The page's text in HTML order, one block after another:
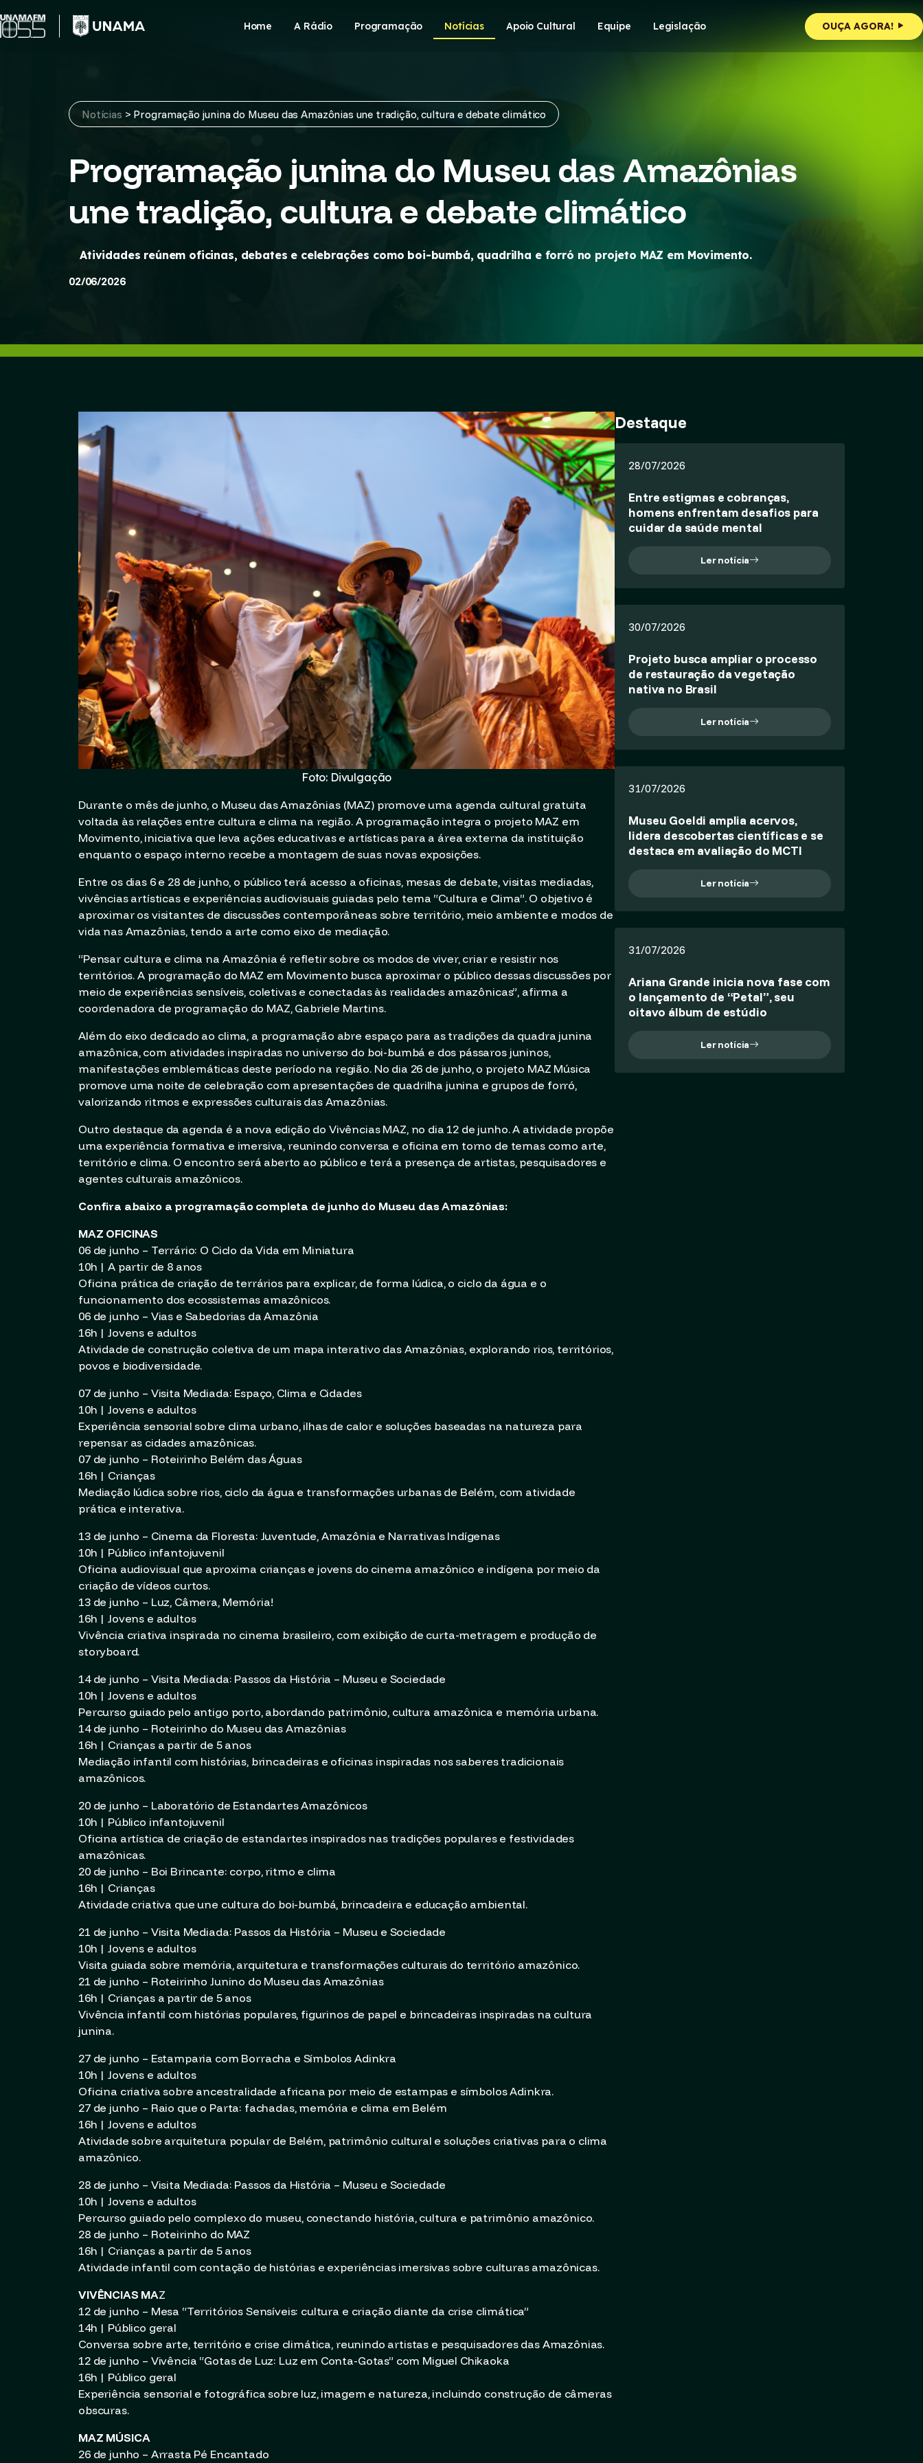
to
content
Home A Rádio Programação Notícias Apoio Cultural Equipe Legislação OUÇA AGORA!
Notícias > Programação junina do Museu das Amazônias une tradição, cultura e debate climático
Programação junina do Museu das Amazônias
une tradição, cultura e debate climático
Atividades reúnem oficinas, debates e celebrações como boi-bumbá, quadrilha e forró no projeto MAZ em Movimento.
02/06/2026
Foto: Divulgação
Durante o mês de junho, o Museu das Amazônias (MAZ) promove uma agenda cultural gratuita
voltada às relações entre cultura e clima na região. A programação integra o projeto MAZ em
Movimento, iniciativa que leva ações educativas e artísticas para a área externa da instituição
enquanto o espaço interno recebe a montagem de suas novas exposições.
Entre os dias 6 e 28 de junho, o público terá acesso a oficinas, mesas de debate, visitas mediadas,
vivências artísticas e experiências audiovisuais guiadas pelo tema “Cultura e Clima”. O objetivo é
aproximar os visitantes de discussões contemporâneas sobre território, meio ambiente e modos de
vida nas Amazônias, tendo a arte como eixo de mediação.
“Pensar cultura e clima na Amazônia é refletir sobre os modos de viver, criar e resistir nos
territórios. A programação do MAZ em Movimento busca aproximar o público dessas discussões por
meio de experiências sensíveis, coletivas e conectadas às realidades amazônicas”, afirma a
coordenadora de programação do MAZ, Gabriele Martins.
Além do eixo dedicado ao clima, a programação abre espaço para as tradições da quadra junina
amazônica, com atividades inspiradas no universo do boi-bumbá e dos pássaros juninos,
manifestações emblemáticas deste período na região. No dia 26 de junho, o projeto MAZ Música
promove uma noite de celebração com apresentações de quadrilha junina e grupos de forró,
valorizando ritmos e expressões culturais das Amazônias.
Outro destaque da agenda é a nova edição do Vivências MAZ, no dia 12 de junho. A atividade propõe
uma experiência formativa e imersiva, reunindo conversa e oficina em torno de temas como arte,
território e clima. O encontro será aberto ao público e terá a presença de artistas, pesquisadores e
agentes culturais amazônicos.
Confira abaixo a programação completa de junho do Museu das Amazônias:
MAZ OFICINAS
06 de junho – Terrário: O Ciclo da Vida em Miniatura
10h | A partir de 8 anos
Oficina prática de criação de terrários para explicar, de forma lúdica, o ciclo da água e o
funcionamento dos ecossistemas amazônicos.
06 de junho – Vias e Sabedorias da Amazônia
16h | Jovens e adultos
Atividade de construção coletiva de um mapa interativo das Amazônias, explorando rios, territórios,
povos e biodiversidade.
07 de junho – Visita Mediada: Espaço, Clima e Cidades
10h | Jovens e adultos
Experiência sensorial sobre clima urbano, ilhas de calor e soluções baseadas na natureza para
repensar as cidades amazônicas.
07 de junho – Roteirinho Belém das Águas
16h | Crianças
Mediação lúdica sobre rios, ciclo da água e transformações urbanas de Belém, com atividade
prática e interativa.
13 de junho – Cinema da Floresta: Juventude, Amazônia e Narrativas Indígenas
10h | Público infantojuvenil
Oficina audiovisual que aproxima crianças e jovens do cinema amazônico e indígena por meio da
criação de vídeos curtos.
13 de junho – Luz, Câmera, Memória!
16h | Jovens e adultos
Vivência criativa inspirada no cinema brasileiro, com exibição de curta-metragem e produção de
storyboard.
14 de junho – Visita Mediada: Passos da História – Museu e Sociedade
10h | Jovens e adultos
Percurso guiado pelo antigo porto, abordando patrimônio, cultura amazônica e memória urbana.
14 de junho – Roteirinho do Museu das Amazônias
16h | Crianças a partir de 5 anos
Mediação infantil com histórias, brincadeiras e oficinas inspiradas nos saberes tradicionais
amazônicos.
20 de junho – Laboratório de Estandartes Amazônicos
10h | Público infantojuvenil
Oficina artística de criação de estandartes inspirados nas tradições populares e festividades
amazônicas.
20 de junho – Boi Brincante: corpo, ritmo e clima
16h | Crianças
Atividade criativa que une cultura do boi-bumbá, brincadeira e educação ambiental.
21 de junho – Visita Mediada: Passos da História – Museu e Sociedade
10h | Jovens e adultos
Visita guiada sobre memória, arquitetura e transformações culturais do território amazônico.
21 de junho – Roteirinho Junino do Museu das Amazônias
16h | Crianças a partir de 5 anos
Vivência infantil com histórias populares, figurinos de papel e brincadeiras inspiradas na cultura
junina.
27 de junho – Estamparia com Borracha e Símbolos Adinkra
10h | Jovens e adultos
Oficina criativa sobre ancestralidade africana por meio de estampas e símbolos Adinkra.
27 de junho – Raio que o Parta: fachadas, memória e clima em Belém
16h | Jovens e adultos
Atividade sobre arquitetura popular de Belém, patrimônio cultural e soluções criativas para o clima
amazônico.
28 de junho – Visita Mediada: Passos da História – Museu e Sociedade
10h | Jovens e adultos
Percurso guiado pelo complexo do museu, conectando história, cultura e patrimônio amazônico.
28 de junho – Roteirinho do MAZ
16h | Crianças a partir de 5 anos
Atividade infantil com contação de histórias e experiências imersivas sobre culturas amazônicas.
VIVÊNCIAS MAZ
12 de junho – Mesa “Territórios Sensíveis: cultura e criação diante da crise climática”
14h | Público geral
Conversa sobre arte, território e crise climática, reunindo artistas e pesquisadores das Amazônias.
12 de junho – Vivência “Gotas de Luz: Luz em Conta-Gotas” com Miguel Chikaoka
16h | Público geral
Experiência sensorial e fotográfica sobre luz, imagem e natureza, incluindo construção de câmeras
obscuras.
MAZ MÚSICA
26 de junho – Arrasta Pé Encantado
Destaque
28/07/2026
Entre estigmas e cobranças,
homens enfrentam desafios para
cuidar da saúde mental
Ler notícia
30/07/2026
Projeto busca ampliar o processo
de restauração da vegetação
nativa no Brasil
Ler notícia
31/07/2026
Museu Goeldi amplia acervos,
lidera descobertas científicas e se
destaca em avaliação do MCTI
Ler notícia
31/07/2026
Ariana Grande inicia nova fase com
o lançamento de “Petal”, seu
oitavo álbum de estúdio
Ler notícia